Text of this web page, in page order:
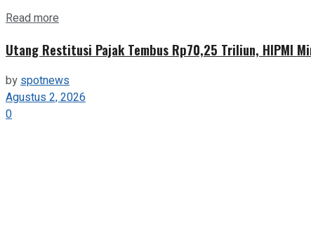
Read more
Utang Restitusi Pajak Tembus Rp70,25 Triliun, HIPMI
by spotnews
Agustus 2, 2026
0